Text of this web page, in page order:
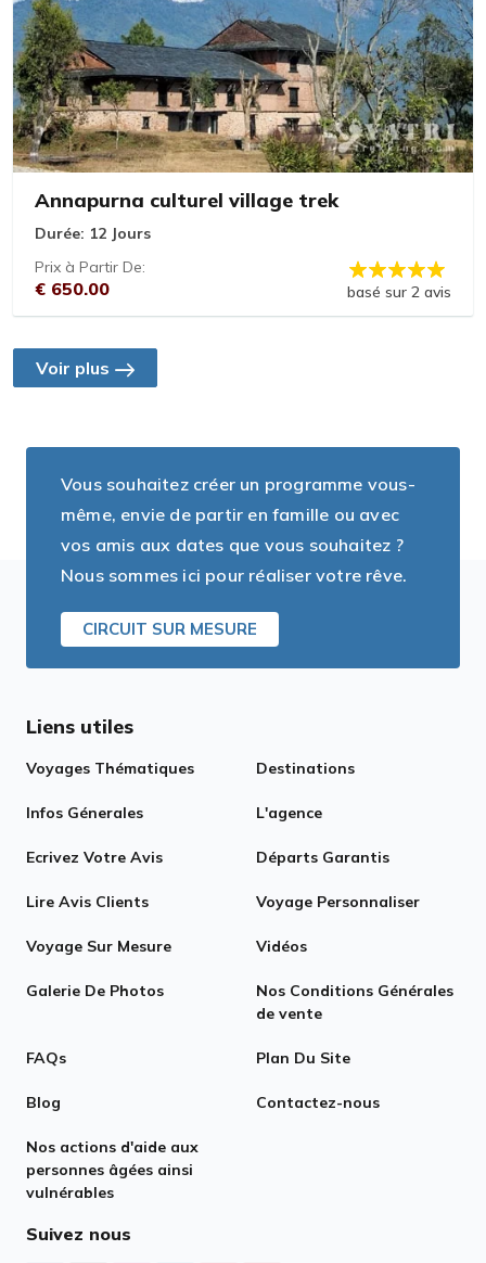
Annapurna culturel village trek
Durée: 12 Jours
Prix à Partir De:
€ 650.00 basé sur 2 avis
Voir plus
Vous souhaitez créer un programme vous-
même, envie de partir en famille ou avec
vos amis aux dates que vous souhaitez ?
Nous sommes ici pour réaliser votre rêve.
CIRCUIT SUR MESURE
Liens utiles
Voyages Thématiques Destinations
Infos Génerales L'agence
Ecrivez Votre Avis Départs Garantis
Lire Avis Clients Voyage Personnaliser
Voyage Sur Mesure Vidéos
Galerie De Photos
Nos Conditions Générales
de vente
FAQs Plan Du Site
Blog Contactez-nous
Nos actions d'aide aux
personnes âgées ainsi
vulnérables
Suivez nous